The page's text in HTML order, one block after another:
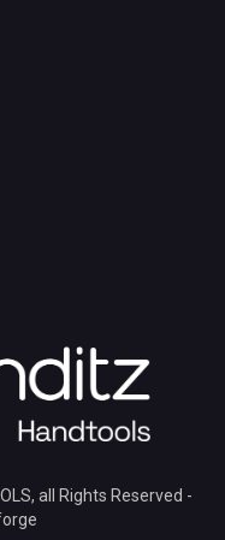
, all Rights Reserved -